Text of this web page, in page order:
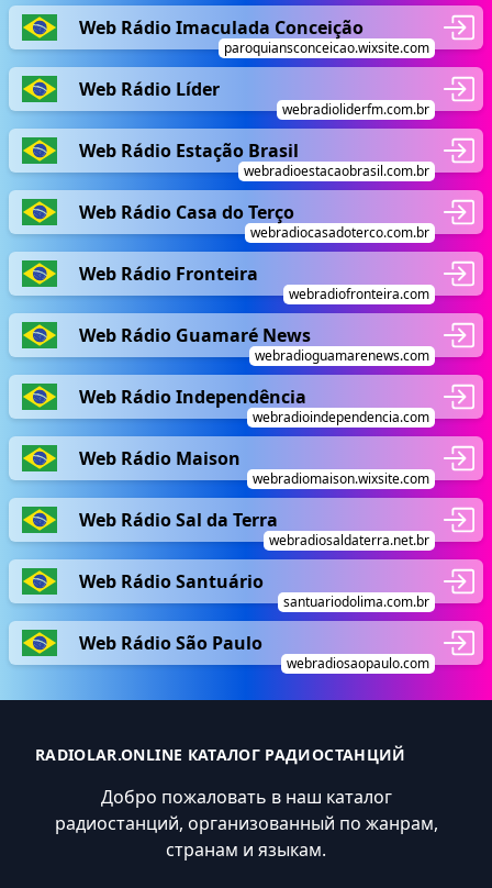
Web Rádio Imaculada Conceição
paroquiansconceicao.wixsite.com
Web Rádio Líder
webradioliderfm.com.br
Web Rádio Estação Brasil
webradioestacaobrasil.com.br
Web Rádio Casa do Terço
webradiocasadoterco.com.br
Web Rádio Fronteira
webradiofronteira.com
Web Rádio Guamaré News
webradioguamarenews.com
Web Rádio Independência
webradioindependencia.com
Web Rádio Maison
webradiomaison.wixsite.com
Web Rádio Sal da Terra
webradiosaldaterra.net.br
Web Rádio Santuário
santuariodolima.com.br
Web Rádio São Paulo
webradiosaopaulo.com
RADIOLAR.ONLINE КАТАЛОГ РАДИОСТАНЦИЙ
Добро пожаловать в наш каталог
радиостанций, организованный по жанрам,
странам и языкам.